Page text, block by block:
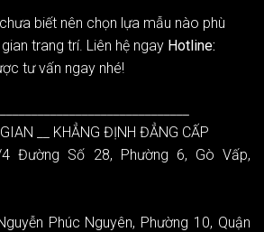
biết nên chọn lựa mẫu nào phù
trang trí. Liên hệ ngay Hotline:
tư vấn ngay nhé!
__ KHẲNG ĐỊNH ĐẲNG CẤP
Đường Số 28, Phường 6, Gò Vấp,
Phúc Nguyên, Phường 10, Quận